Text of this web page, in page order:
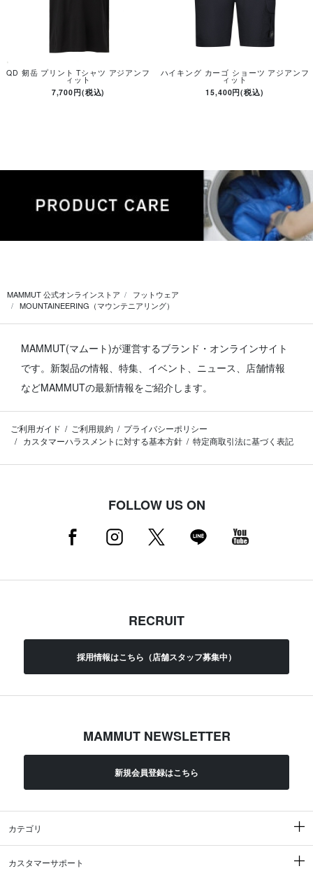
QD 剱岳 プリント Tシャツ アジアンフ
ィット
7,700円(税込)
ハイキング カーゴ ショーツ アジアンフ
ィット
15,400円(税込)
MAMMUT 公式オンラインストア
フットウェア
MOUNTAINEERING（マウンテニアリング）
MAMMUT(マムート)が運営するブランド・オンラインサイト
です。 新製品の情報、特集、イベント、ニュース、店舗情報
などMAMMUTの最新情報をご紹介します。
ご利用ガイド ご利用規約
プライバシーポリシー
カスタマーハラスメントに対する基本方針
特定商取引法に基づく表記
FOLLOW US ON
RECRUIT
採用情報はこちら（店舗スタッフ募集中）
MAMMUT NEWSLETTER
新規会員登録はこちら
カテゴリ
カスタマーサポート